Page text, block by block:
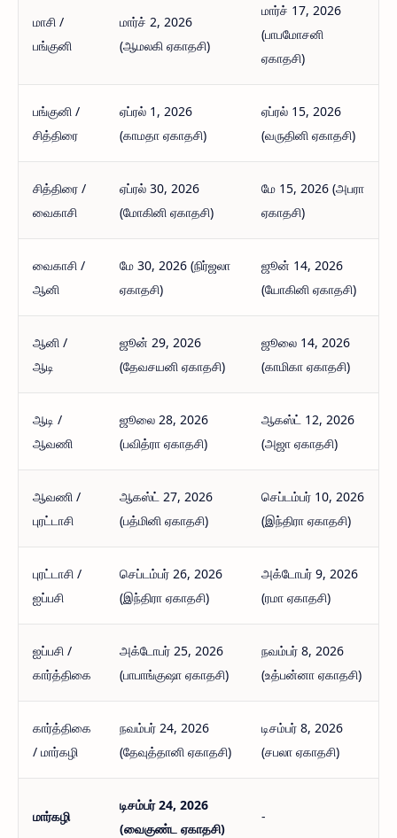
மாசி /
பங்குனி
மார்ச் 2, 2026
(ஆமலகி ஏகாதசி)
மார்ச் 17, 2026
(பாபமோசனி
ஏகாதசி)
பங்குனி /
சித்திரை
ஏப்ரல் 1, 2026
(காமதா ஏகாதசி)
ஏப்ரல் 15, 2026
(வருதினி ஏகாதசி)
சித்திரை /
வைகாசி
ஏப்ரல் 30, 2026
(மோகினி ஏகாதசி)
மே 15, 2026 (அபரா
ஏகாதசி)
வைகாசி /
ஆனி
மே 30, 2026 (நிர்ஜலா
ஏகாதசி)
ஜூன் 14, 2026
(யோகினி ஏகாதசி)
ஆனி /
ஆடி
ஜூன் 29, 2026
(தேவசயனி ஏகாதசி)
ஜூலை 14, 2026
(காமிகா ஏகாதசி)
ஆடி /
ஆவணி
ஜூலை 28, 2026
(பவித்ரா ஏகாதசி)
ஆகஸ்ட் 12, 2026
(அஜா ஏகாதசி)
ஆவணி /
புரட்டாசி
ஆகஸ்ட் 27, 2026
(பத்மினி ஏகாதசி)
செப்டம்பர் 10, 2026
(இந்திரா ஏகாதசி)
புரட்டாசி /
ஐப்பசி
செப்டம்பர் 26, 2026
(இந்திரா ஏகாதசி)
அக்டோபர் 9, 2026
(ரமா ஏகாதசி)
ஐப்பசி /
கார்த்திகை
அக்டோபர் 25, 2026
(பாபாங்குஷா ஏகாதசி)
நவம்பர் 8, 2026
(உத்பன்னா ஏகாதசி)
கார்த்திகை
/ மார்கழி
நவம்பர் 24, 2026
(தேவுத்தானி ஏகாதசி)
டிசம்பர் 8, 2026
(சபலா ஏகாதசி)
மார்கழி
டிசம்பர் 24, 2026
(வைகுண்ட ஏகாதசி)
-